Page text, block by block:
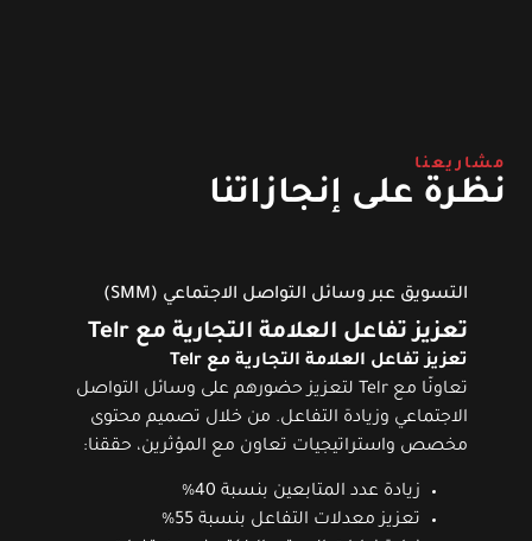
مشاريعنا
نظرة على إنجازاتنا
التسويق عبر وسائل التواصل الاجتماعي (SMM)
تعزيز تفاعل العلامة التجارية مع Telr
تعزيز تفاعل العلامة التجارية مع Telr
تعاونّا مع Telr لتعزيز حضورهم على وسائل التواصل
الاجتماعي وزيادة التفاعل. من خلال تصميم محتوى
مخصص واستراتيجيات تعاون مع المؤثرين، حققنا:
زيادة عدد المتابعين بنسبة 40%
تعزيز معدلات التفاعل بنسبة 55%